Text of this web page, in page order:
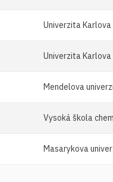
Univerzita Karlova
Univerzita Karlova
Mendelova
Vysoká škola
Masarykova